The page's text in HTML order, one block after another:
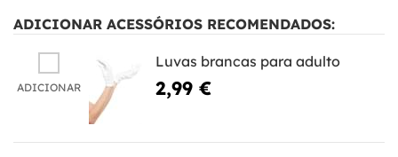
ADICIONAR ACESSÓRIOS RECOMENDADOS:
ADICIONAR
Luvas brancas para adulto
2,99 €